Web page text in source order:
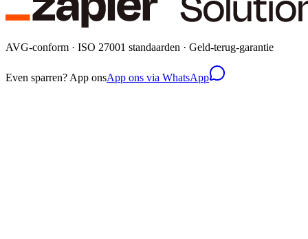
AVG-conform · ISO 27001 standaarden · Geld-terug-garantie
Even sparren? App onsApp ons via WhatsApp